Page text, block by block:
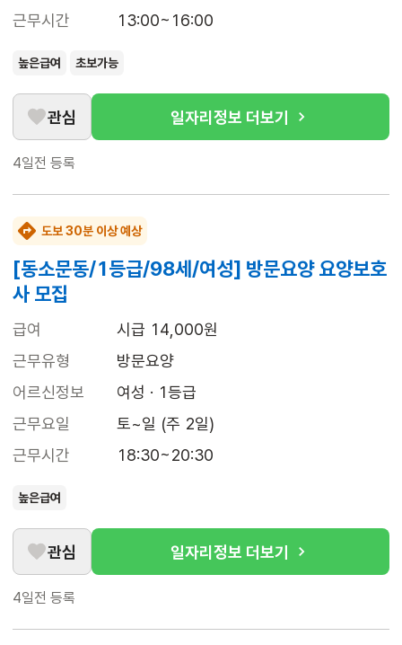
근무시간
13:00~16:00
높은급여 초보가능
관심 일자리정보 더보기
4일전 등록
도보 30분 이상 예상
[동소문동/1등급/98세/여성] 방문요양 요양보호
사 모집
급여
시급 14,000원
근무유형
방문요양
어르신정보
여성 · 1등급
근무요일
토~일 (주 2일)
근무시간
18:30~20:30
높은급여
관심 일자리정보 더보기
4일전 등록